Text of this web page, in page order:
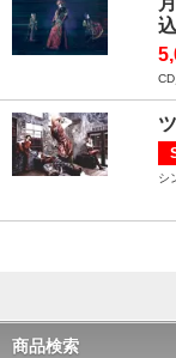
シ
商品検索